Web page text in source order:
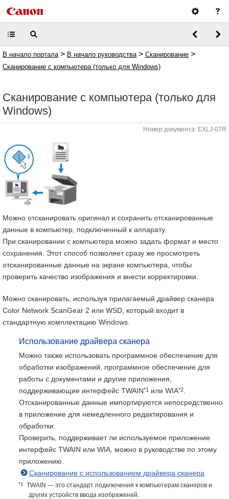
В начало портала > В начало руководства > Сканирование >
Сканирование с компьютера (только для Windows)
Сканирование с компьютера (только для
Windows)
Номер документа: EXLJ-07R
Можно отсканировать оригинал и сохранить отсканированные
данные в компьютер, подключенный к аппарату.
При сканировании с компьютера можно задать формат и место
сохранения. Этот способ позволяет сразу же просмотреть
отсканированные данные на экране компьютера, чтобы
проверить качество изображения и внести корректировки.
Можно сканировать, используя прилагаемый драйвер сканера
Color Network ScanGear 2 или WSD, который входит в
стандартную комплектацию Windows.
Использование драйвера сканера
Можно также использовать программное обеспечение для
обработки изображений, программное обеспечение для
работы с документами и другие приложения,
поддерживающие интерфейс TWAIN*1 или WIA*2
Отсканированные данные импортируются непосредственно
в приложение для немедленного редактирования и
обработки.
Проверить, поддерживает ли используемое приложение
интерфейс TWAIN или WIA, можно в руководстве по этому
приложению.
Сканирование с использованием драйвера сканера
*1
TWAIN — это стандарт подключения к компьютерам сканеров и
других устройств ввода изображений.